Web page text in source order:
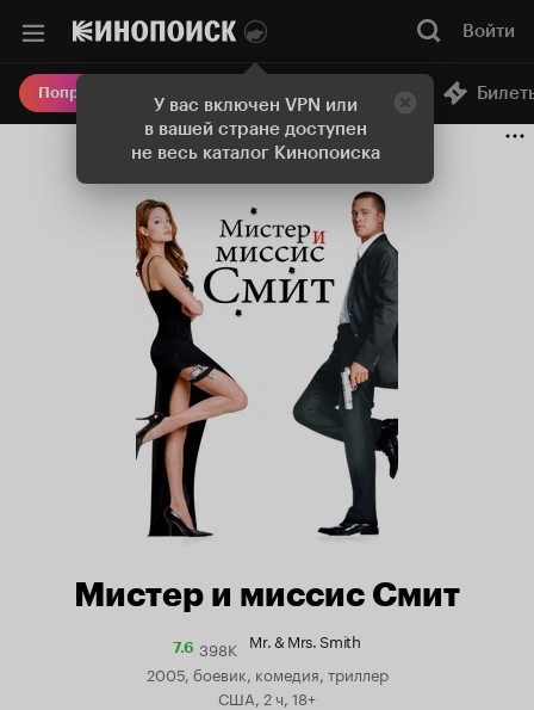
У вас включен VPN или
в вашей стране доступен
не весь каталог Кинопоиска
Войти
Попробовать Плюс Онлайн-кинотеатр
Мистер и миссис Смит
7.6Рейтинг
Кинопоиска
7.6
398K Mr. & Mrs. Smith
2005, боевик, комедия, триллер
США, 2 ч, 18+